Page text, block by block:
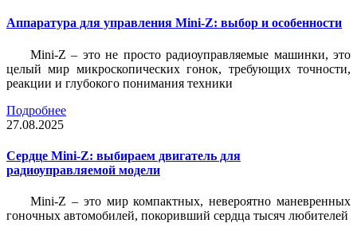
Аппаратура для управления Mini-Z: выбор и особенности
Mini-Z – это не просто радиоуправляемые машинки, это
целый мир микроскопических гонок, требующих точности,
реакции и глубокого понимания техники
Подробнее
27.08.2025
Сердце Mini-Z: выбираем двигатель для
радиоуправляемой модели
Mini-Z – это мир компактных, невероятно маневренных
гоночных автомобилей, покоривший сердца тысяч любителей